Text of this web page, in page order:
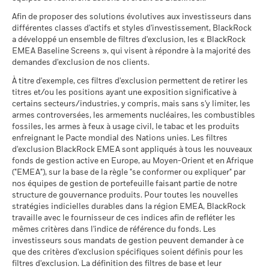
*Le 30/août/2022, le Fonds a changé de nom et/ou d’objectif
et de politique d’investissement.
2016 2017 2018
Rendement
total (%)
EUR
Indice de
référence
contrainte
1 (%) EUR
La performance indiquée est calculée après déduction des
frais courants. Les frais d’entrée/de sortie ne sont pas inclus
dans le calcul.
Les chiffres indiqués se rapportent aux performances
passées.Les performances passées ne sont pas un indicateur
fiable des performances futures. Les marchés pourraient
Intermédiaire
Ce que vous pourriez obtenir après
Rendement annuel moyen
Favorable
Ce que vous pourriez obtenir après
Rendement annuel moyen
Le scénario de tension montre ce que vous pourriez obtenir
dans des situations de marché extrêmes.
Notation des fonds ESG MSCI
au 17/juil./2026
A
Pointage de qualité ESG
MSCI (0-10)
au 17/juil./2026
Classification mondiale des
fonds selon Lipper
au 17/juil./2026
Equity Sector Financials
Moyenne pondérée de
l'intensité carbone MSCI
(tonnes de CO2e/M$ de
ventes)
au 17/juil./2026
% des avoirs à l'égard
desquels des données ESG
au 17/juil./2026
85,70
Pointage de qualité ESG
MSCI - centile par rapport aux
44,01
MSCI - Tabac
au 30/juin/2026
MSCI - Contrevenants au
Pacte mondial des Nations
Unies
au 30/juin/2026
0,00%
MSCI - Charbon thermique
au 30/juin/2026
0,00%
MSCI - Sables bitumineux
au 30/juin/2026
0,00%
Données sur la
participation aux secteurs
d'activité
au 30/juin/2026
96,06%
Pourcentage des avoirs du
fonds à l'égard desquels
des données ne sont pas
disponibles
au 30/juin/2026
Sustainability related disclosure - WFF-AGG
(en)
Sustainability related disclosure - WFF-AGG
BlackRock Global Funds - Prospectus (French
- France)
BlackRock Global Funds - Prospectus
(English)
BlackRock Global Funds - Prospectus (French
- Belgium^France)
BlackRock Global Funds - Prospectus -
Afin de proposer des solutions évolutives aux investisseurs dans
différentes classes d'actifs et styles d'investissement, BlackRock
a développé un ensemble de filtres d'exclusion, les « BlackRock
EMEA Baseline Screens », qui visent à répondre à la majorité des
demandes d'exclusion de nos clients.
À titre d'exemple, ces filtres d'exclusion permettent de retirer les
titres et/ou les positions ayant une exposition significative à
certains secteurs/industries, y compris, mais sans s'y limiter, les
armes controversées, les armements nucléaires, les combustibles
fossiles, les armes à feux à usage civil, le tabac et les produits
enfreignant le Pacte mondial des Nations unies. Les filtres
d'exclusion BlackRock EMEA sont appliqués à tous les nouveaux
fonds de gestion active en Europe, au Moyen-Orient et en Afrique
("EMEA"), sur la base de la règle "se conformer ou expliquer" par
nos équipes de gestion de portefeuille faisant partie de notre
structure de gouvernance produits. Pour toutes les nouvelles
stratégies indicielles durables dans la région EMEA, BlackRock
travaille avec le fournisseur de ces indices afin de refléter les
mêmes critères dans l'indice de référence du fonds. Les
investisseurs sous mandats de gestion peuvent demander à ce
que des critères d'exclusion spécifiques soient définis pour les
filtres d'exclusion. La définition des filtres de base et leur